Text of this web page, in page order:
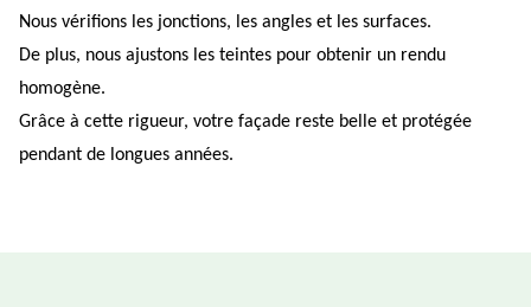
Nous vérifions les jonctions, les angles et les surfaces.
De plus, nous ajustons les teintes pour obtenir un rendu
homogène.
Grâce à cette rigueur, votre façade reste belle et protégée
pendant de longues années.